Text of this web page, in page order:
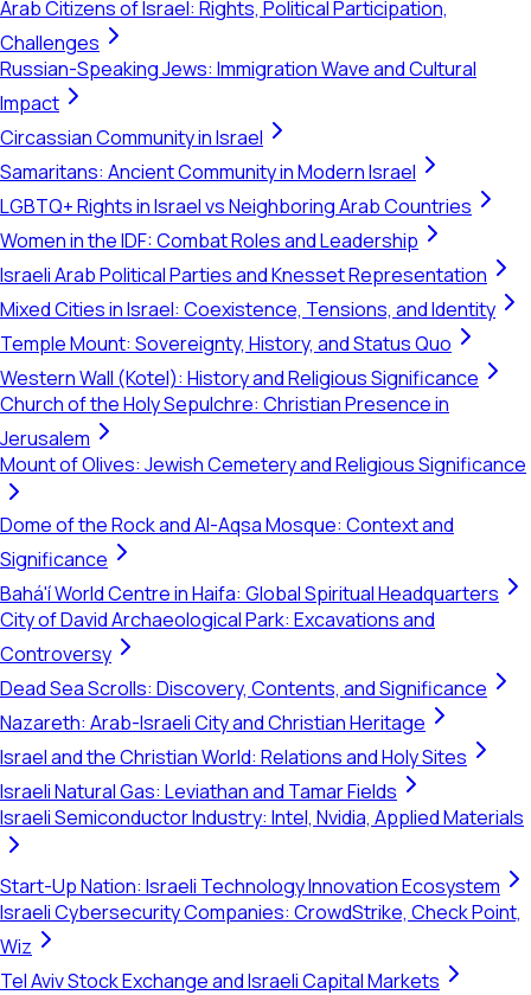
Arab Citizens of Israel: Rights, Political Participation,
Challenges
Russian-Speaking Jews: Immigration Wave and Cultural
Impact
Circassian Community in Israel
Samaritans: Ancient Community in Modern Israel
LGBTQ+ Rights in Israel vs Neighboring Arab Countries
Women in the IDF: Combat Roles and Leadership
Israeli Arab Political Parties and Knesset Representation
Mixed Cities in Israel: Coexistence, Tensions, and Identity
Temple Mount: Sovereignty, History, and Status Quo
Western Wall (Kotel): History and Religious Significance
Church of the Holy Sepulchre: Christian Presence in
Jerusalem
Mount of Olives: Jewish Cemetery and Religious Significance
Dome of the Rock and Al-Aqsa Mosque: Context and
Significance
Bahá'í World Centre in Haifa: Global Spiritual Headquarters
City of David Archaeological Park: Excavations and
Controversy
Dead Sea Scrolls: Discovery, Contents, and Significance
Nazareth: Arab-Israeli City and Christian Heritage
Israel and the Christian World: Relations and Holy Sites
Israeli Natural Gas: Leviathan and Tamar Fields
Israeli Semiconductor Industry: Intel, Nvidia, Applied Materials
Start-Up Nation: Israeli Technology Innovation Ecosystem
Israeli Cybersecurity Companies: CrowdStrike, Check Point,
Wiz
Tel Aviv Stock Exchange and Israeli Capital Markets